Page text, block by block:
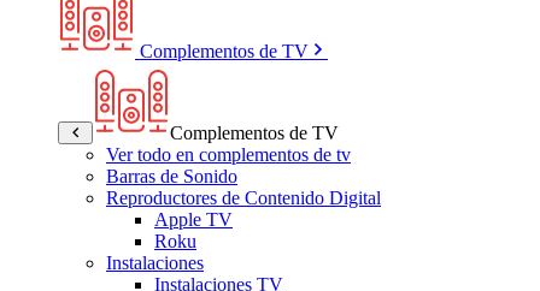
Complementos de TV
Complementos de TV
Ver todo en complementos de tv
Barras de Sonido
Reproductores de Contenido Digital
Apple TV
Roku
Instalaciones
Instalaciones TV